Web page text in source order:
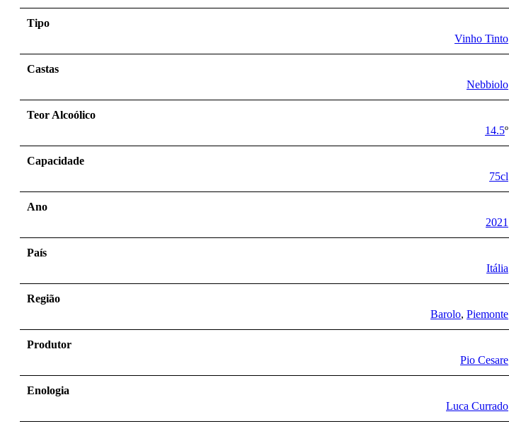
Tipo
Vinho Tinto
Castas
Nebbiolo
Teor Alcoólico
14.5º
Capacidade
75cl
Ano
2021
País
Itália
Região
Barolo, Piemonte
Produtor
Pio Cesare
Enologia
Luca Currado